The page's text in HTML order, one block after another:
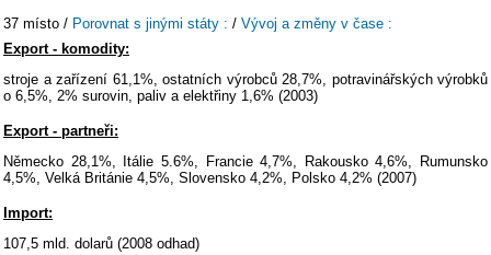
37 místo / Porovnat s jinými státy : / Vývoj a změny v čase :
Export - komodity:
stroje a zařízení 61,1%, ostatních výrobců 28,7%, potravinářských výrobků
o 6,5%, 2% surovin, paliv a elektřiny 1,6% (2003)
Export - partneři:
Německo 28,1%, Itálie 5.6%, Francie 4,7%, Rakousko 4,6%, Rumunsko
4,5%, Velká Británie 4,5%, Slovensko 4,2%, Polsko 4,2% (2007)
Import:
107,5 mld. dolarů (2008 odhad)